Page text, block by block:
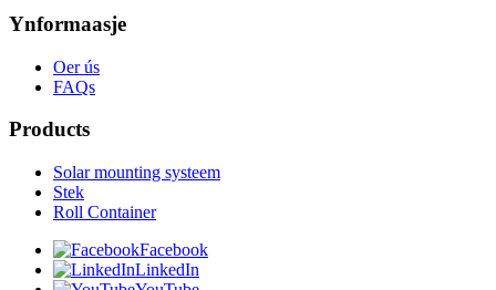
Ynformaasje
Oer ús
FAQs
Products
Solar mounting systeem
Stek
Roll Container
Facebook
LinkedIn